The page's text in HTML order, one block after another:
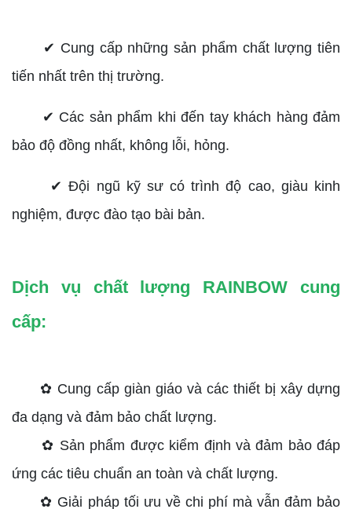
✔ Cung cấp những sản phẩm chất lượng tiên
tiến nhất trên thị trường.
✔ Các sản phẩm khi đến tay khách hàng đảm
bảo độ đồng nhất, không lỗi, hỏng.
✔ Đội ngũ kỹ sư có trình độ cao, giàu kinh
nghiệm, được đào tạo bài bản.
Dịch vụ chất lượng RAINBOW cung
cấp:
✿ Cung cấp giàn giáo và các thiết bị xây dựng
đa dạng và đảm bảo chất lượng.
✿ Sản phẩm được kiểm định và đảm bảo đáp
ứng các tiêu chuẩn an toàn và chất lượng.
✿ Giải pháp tối ưu về chi phí mà vẫn đảm bảo